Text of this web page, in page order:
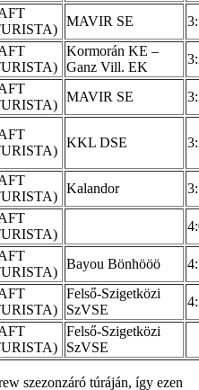
MAVIR SE
Kormorán KE –
Ganz Vill. EK
MAVIR SE
KKL DSE
Kalandor
Bayou Bönhööö
Felső-Szigetközi
SzVSE
Felső-Szigetközi
SzVSE
szezonzáró túráján, így ezen